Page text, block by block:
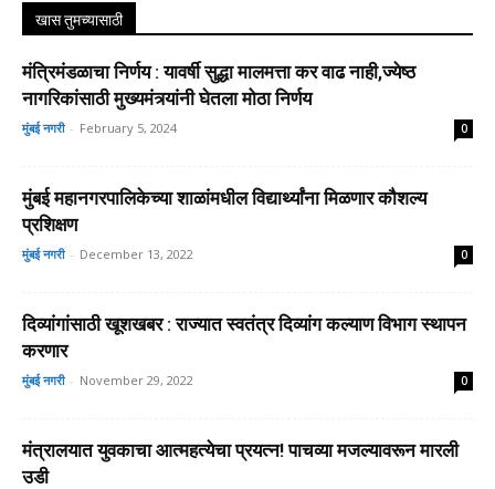
खास तुमच्यासाठी
मंत्रिमंडळाचा निर्णय : यावर्षी सुद्धा मालमत्ता कर वाढ नाही,ज्येष्ठ
नागरिकांसाठी मुख्यमंत्र्यांनी घेतला मोठा निर्णय
मुंबई नगरी - February 5, 2024 0
मुंबई महानगरपालिकेच्या शाळांमधील विद्यार्थ्यांना मिळणार कौशल्य
प्रशिक्षण
मुंबई नगरी - December 13, 2022 0
दिव्यांगांसाठी खूशखबर : राज्यात स्वतंत्र दिव्यांग कल्याण विभाग स्थापन
करणार
मुंबई नगरी - November 29, 2022 0
मंत्रालयात युवकाचा आत्महत्येचा प्रयत्न! पाचव्या मजल्यावरून मारली
उडी